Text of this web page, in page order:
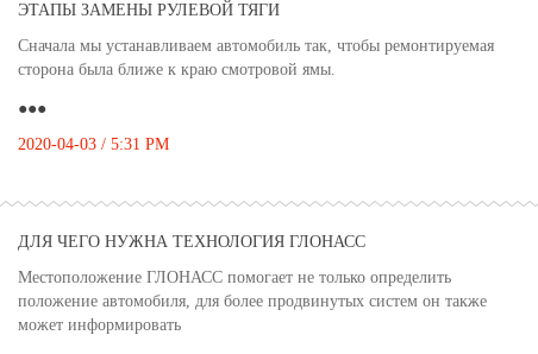
ЭТАПЫ ЗАМЕНЫ РУЛЕВОЙ ТЯГИ
Сначала мы устанавливаем автомобиль так, чтобы ремонтируемая
сторона была ближе к краю смотровой ямы.
●●●
2020-04-03 / 5:31 PM
ДЛЯ ЧЕГО НУЖНА ТЕХНОЛОГИЯ ГЛОНАСС
Местоположение ГЛОНАСС помогает не только определить
положение автомобиля, для более продвинутых систем он также
может информировать